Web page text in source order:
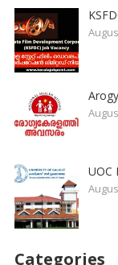
UOC
Categories